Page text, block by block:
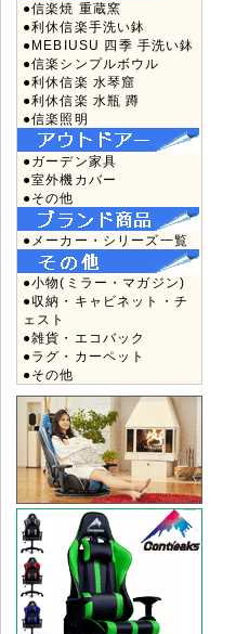
●信楽焼 重蔵窯
●利休信楽手洗い鉢
●MEBIUSU 四季 手洗い鉢
●信楽シンプルボウル
●利休信楽 水琴窟
●利休信楽 水瓶 蹲
●信楽照明
●ガーデン家具
●室外機カバー
●その他
●メーカー・シリーズ一覧
●小物(ミラー・マガジン)
●収納・キャビネット・チ
ェスト
●雑貨・エコバック
●ラグ・カーペット
●その他